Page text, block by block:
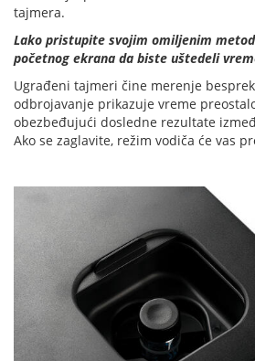
tajmera.
Lako pristupite svojim omiljenim
početnog ekrana da biste uštedeli
Ugrađeni tajmeri ​​čine merenje
odbrojavanje prikazuje vreme
obezbeđujući dosledne rezultate
Ako se zaglavite, režim vodiča će vas